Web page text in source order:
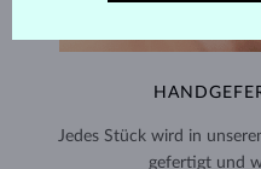
Jedes Stück wird in
gefertigt und